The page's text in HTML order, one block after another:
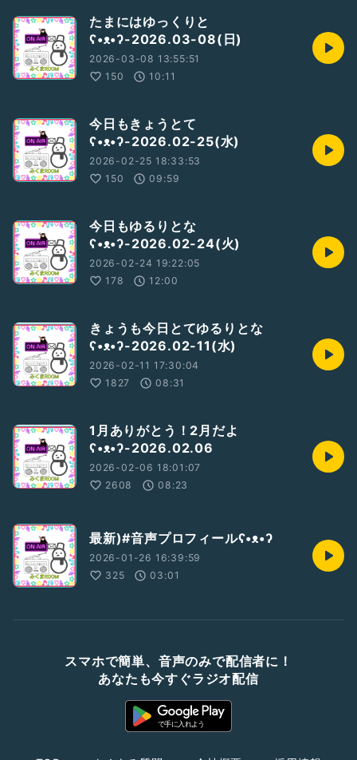
たまにはゆっくりと
ʕ•ᴥ•ʔ-2026.03-08(日)
2026-03-08 13:55:51
150
10:11
今日もきょうとて
ʕ•ᴥ•ʔ-2026.02-25(水)
2026-02-25 18:33:53
150
09:59
今日もゆるりとな
ʕ•ᴥ•ʔ-2026.02-24(火)
2026-02-24 19:22:05
178
12:00
きょうも今日とてゆるりとな
ʕ•ᴥ•ʔ-2026.02-11(水)
2026-02-11 17:30:04
1827
08:31
1月ありがとう！2月だよ
ʕ•ᴥ•ʔ-2026.02.06
2026-02-06 18:01:07
2608
08:23
最新)#音声プロフィールʕ•ᴥ•ʔ
2026-01-26 16:39:59
325
03:01
スマホで簡単、音声のみで配信者に！
あなたも今すぐラジオ配信